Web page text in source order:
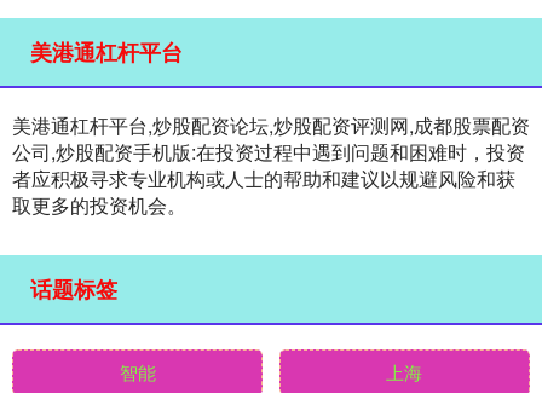
美港通杠杆平台
美港通杠杆平台,炒股配资论坛,炒股配资评测网,成都股票配资
公司,炒股配资手机版:在投资过程中遇到问题和困难时，投资
者应积极寻求专业机构或人士的帮助和建议以规避风险和获
取更多的投资机会。
话题标签
智能 上海